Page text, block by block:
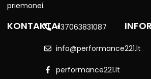
priemonei.
KONTAKTAI+37063831087
info@performance221.lt
performance221.lt